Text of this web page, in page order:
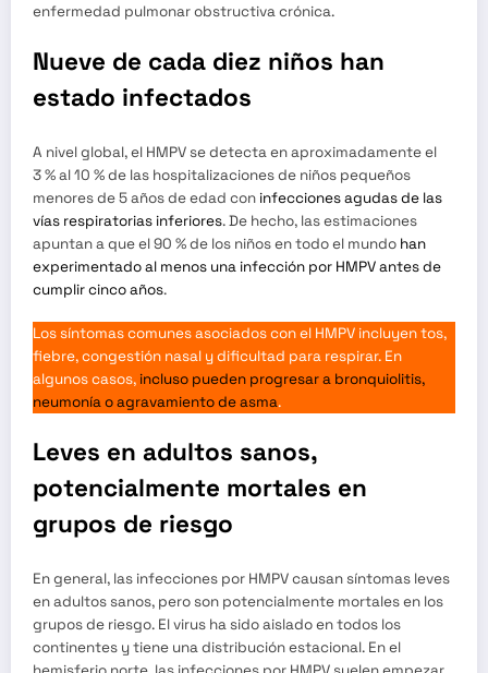
enfermedad pulmonar obstructiva crónica.
Nueve de cada diez niños han
estado infectados
A nivel global, el HMPV se detecta en aproximadamente el
3 % al 10 % de las hospitalizaciones de niños pequeños
menores de 5 años de edad con infecciones agudas de las
vías respiratorias inferiores. De hecho, las estimaciones
apuntan a que el 90 % de los niños en todo el mundo han
experimentado al menos una infección por HMPV antes de
cumplir cinco años.
Los síntomas comunes asociados con el HMPV incluyen tos,
fiebre, congestión nasal y dificultad para respirar. En
algunos casos, incluso pueden progresar a bronquiolitis,
neumonía o agravamiento de asma.
Leves en adultos sanos,
potencialmente mortales en
grupos de riesgo
En general, las infecciones por HMPV causan síntomas leves
en adultos sanos, pero son potencialmente mortales en los
grupos de riesgo. El virus ha sido aislado en todos los
continentes y tiene una distribución estacional. En el